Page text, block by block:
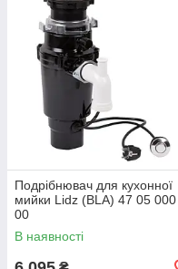
Подрібнювач для кухонної
мийки Lidz (BLA) 47 05 000
00
В наявності